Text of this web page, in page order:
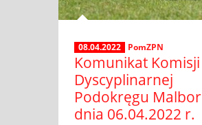
08.04.2022 PomZPN
Komunikat Komisji
Dyscyplinarnej
Podokręgu
dnia 06.04.2022 r.